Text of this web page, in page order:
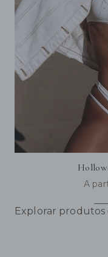
A
Explorar